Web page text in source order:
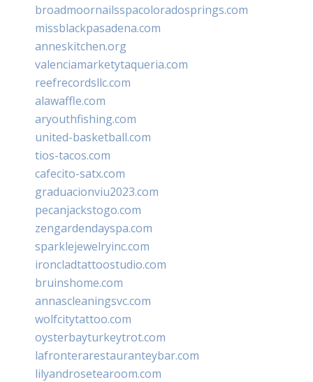
broadmoornailsspacoloradosprings.com
missblackpasadena.com
anneskitchen.org
valenciamarketytaqueria.com
reefrecordsllc.com
alawaffle.com
aryouthfishing.com
united-basketball.com
tios-tacos.com
cafecito-satx.com
graduacionviu2023.com
pecanjackstogo.com
zengardendayspa.com
sparklejewelryinc.com
ironcladtattoostudio.com
bruinshome.com
annascleaningsvc.com
wolfcitytattoo.com
oysterbayturkeytrot.com
lafronterarestauranteybar.com
lilyandrosetearoom.com